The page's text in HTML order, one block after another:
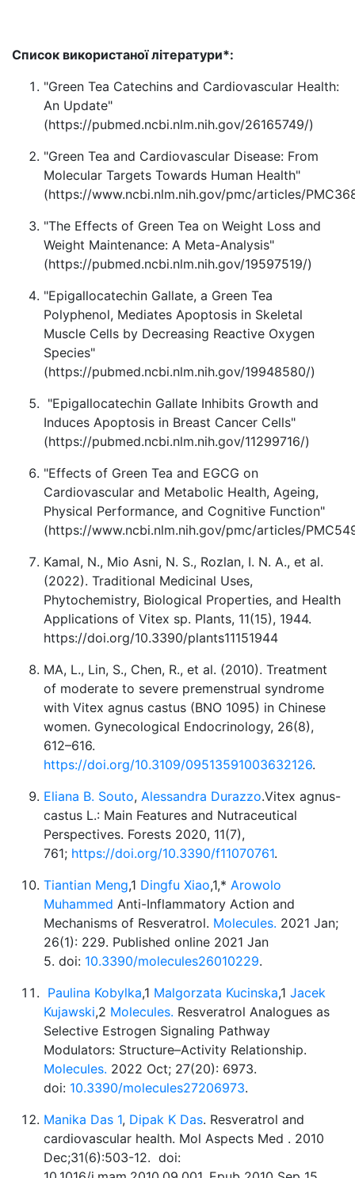
Список використаної літератури*:
"Green Tea Catechins and Cardiovascular Health:
An Update"
(https://pubmed.ncbi.nlm.nih.gov/26165749/)
"Green Tea and Cardiovascular Disease: From
Molecular Targets Towards Human Health"
(https://www.ncbi.nlm.nih.gov/pmc/articles/
"The Effects of Green Tea on Weight Loss and
Weight Maintenance: A Meta-Analysis"
(https://pubmed.ncbi.nlm.nih.gov/19597519/)
"Epigallocatechin Gallate, a Green Tea
Polyphenol, Mediates Apoptosis in Skeletal
Muscle Cells by Decreasing Reactive Oxygen
Species"
(https://pubmed.ncbi.nlm.nih.gov/19948580/)
"Epigallocatechin Gallate Inhibits Growth and
Induces Apoptosis in Breast Cancer Cells"
(https://pubmed.ncbi.nlm.nih.gov/11299716/)
"Effects of Green Tea and EGCG on
Cardiovascular and Metabolic Health, Ageing,
Physical Performance, and Cognitive Function"
(https://www.ncbi.nlm.nih.gov/pmc/articles/
Kamal, N., Mio Asni, N. S., Rozlan, I. N. A., et al.
(2022). Traditional Medicinal Uses,
Phytochemistry, Biological Properties, and Health
Applications of Vitex sp. Plants, 11(15), 1944.
https://doi.org/10.3390/plants11151944
MA, L., Lin, S., Chen, R., et al. (2010). Treatment
of moderate to severe premenstrual syndrome
with Vitex agnus castus (BNO 1095) in Chinese
women. Gynecological Endocrinology, 26(8),
612–616.
https://doi.org/10.3109/09513591003632126.
Eliana B. Souto, Alessandra Durazzo.Vitex agnus-
castus L.: Main Features and Nutraceutical
Perspectives. Forests 2020, 11(7),
761; https://doi.org/10.3390/f11070761.
Tiantian Meng,1 Dingfu Xiao,1,* Arowolo
Muhammed Anti-Inflammatory Action and
Mechanisms of Resveratrol. Molecules. 2021 Jan;
26(1): 229. Published online 2021 Jan
5. doi: 10.3390/molecules26010229.
Paulina Kobylka,1 Malgorzata Kucinska,1 Jacek
Kujawski,2 Molecules. Resveratrol Analogues as
Selective Estrogen Signaling Pathway
Modulators: Structure–Activity Relationship.
Molecules. 2022 Oct; 27(20): 6973.
doi: 10.3390/molecules27206973.
Manika Das 1, Dipak K Das. Resveratrol and
cardiovascular health. Mol Aspects Med . 2010
Dec;31(6):503-12. doi: